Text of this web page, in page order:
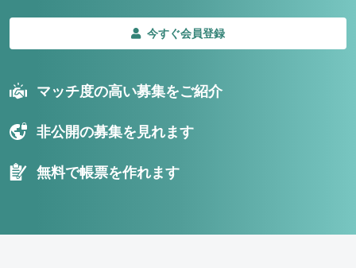
今すぐ会員登録
マッチ度の高い募集をご紹介
非公開の募集を見れます
無料で帳票を作れます